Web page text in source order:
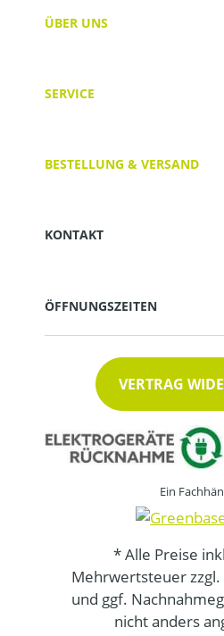
ÜBER UNS
SERVICE
BESTELLUNG & VERSAND
KONTAKT
ÖFFNUNGSZEITEN
VERTRAG
Ein
* Alle Preise
Mehrwertsteuer zzgl.
und ggf.
nicht anders